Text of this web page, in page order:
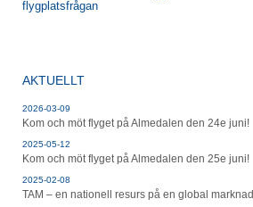
flygplatsfrågan
AKTUELLT
2026-03-09
Kom och möt flyget på Almedalen den 24e juni!
2025-05-12
Kom och möt flyget på Almedalen den 25e juni!
2025-02-08
TAM – en nationell resurs på en global marknad